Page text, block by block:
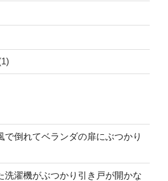
で倒れてベランダの扉にぶつかり
洗濯機がぶつかり引き戸が開かな